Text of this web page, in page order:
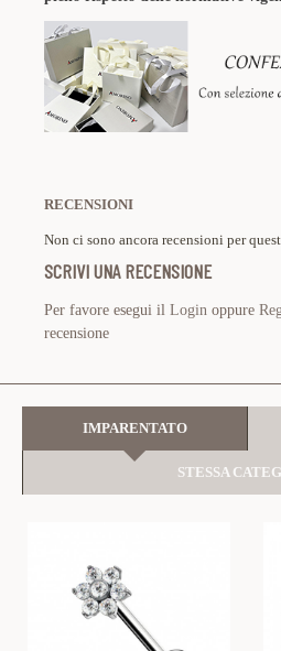
RECENSIONI
Non ci sono ancora recensioni per
SCRIVI UNA RECENSIONE
Per favore esegui il Login oppure
recensione
IMPARENTATO
STESSA